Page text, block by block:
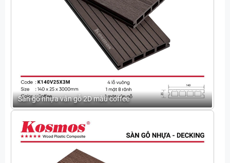
Sàn gỗ nhựa vân gỗ 2D màu coffee